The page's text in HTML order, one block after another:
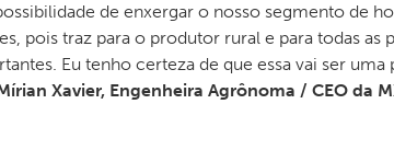
de enxergar o nosso segmento de
pois traz para o produtor rural e para todas as
Eu tenho certeza de que essa vai ser
Xavier, Engenheira Agrônoma / CEO da